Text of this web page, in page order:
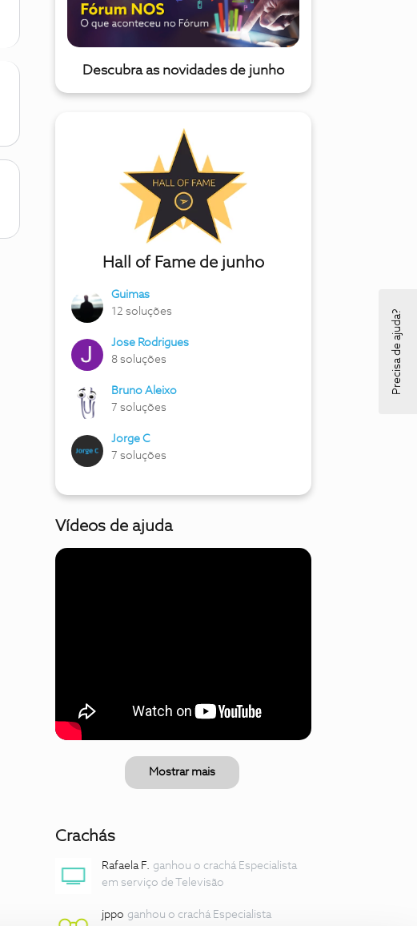
Descubra as novidades de junho
Hall of Fame de junho
Guimas
12 soluções
Jose Rodrigues
8 soluções
Bruno Aleixo
7 soluções
Jorge C
7 soluções
Vídeos de ajuda
Mostrar mais
Crachás
Rafaela F. ganhou o crachá Especialista
em serviço de Televisão
jppo ganhou o crachá Especialista
Precisa de ajuda?